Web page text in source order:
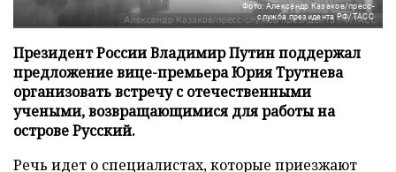
Фото: Александр Казаков/пресс-
служба президента РФ/ТАСС
Президент России Владимир Путин поддержал
предложение вице-премьера Юрия Трутнева
организовать встречу с отечественными
учеными, возвращающимися для работы на
острове Русский.
Речь идет о специалистах, которые приезжают